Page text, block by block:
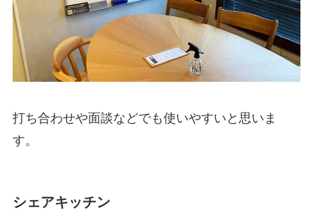
打ち合わせや面談などでも使いやすいと思いま
す。
シェアキッチン